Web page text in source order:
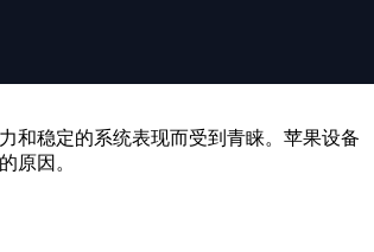
和稳定的系统表现而受到青睐。苹果设备
原因。